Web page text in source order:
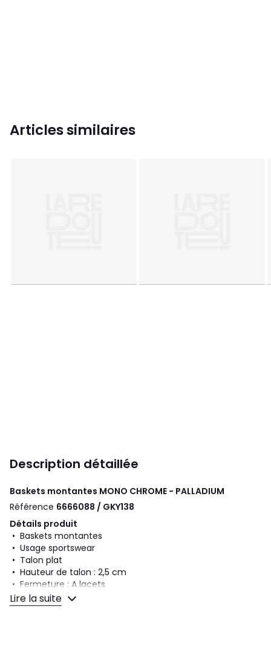
Articles similaires
Description détaillée
Baskets montantes MONO CHROME - PALLADIUM
Référence 6666088 / GKY138
Détails produit
• Baskets montantes
• Usage sportswear
• Talon plat
• Hauteur de talon : 2,5 cm
• Fermeture : A lacets
Composition et Entretien
Lire la suite